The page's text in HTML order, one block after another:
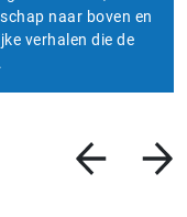
naar boven en
verhalen die de